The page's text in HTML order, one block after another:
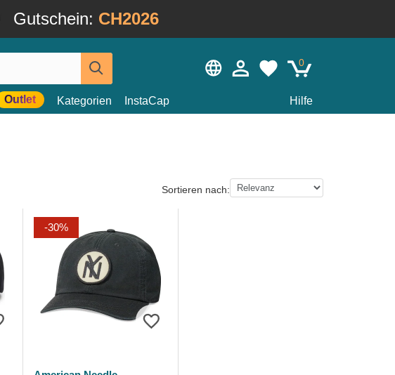
Gutschein: CH2026
0
Outlet Kategorien InstaCap Hilfe
Sortieren nach:
-30%